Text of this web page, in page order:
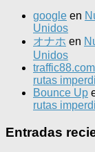
google en
Unidos
オナホ en
Unidos
traffic88.com
rutas
Bounce Up
rutas
Entradas